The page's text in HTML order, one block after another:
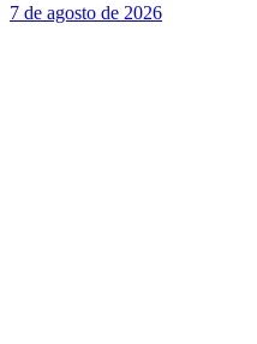
7 de agosto de 2026